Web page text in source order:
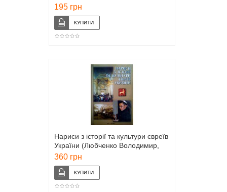
Хаймович)
195 грн
Нариси з історії та культури євреїв
України (Любченко Володимир,
Фінберг Леонід)
360 грн